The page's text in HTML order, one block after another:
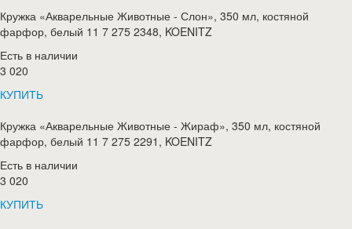
Кружка «Акварельные Животные - Слон», 350 мл, костяной
фарфор, белый 11 7 275 2348, KOENITZ
Есть в наличии
3 020
КУПИТЬ
Кружка «Акварельные Животные - Жираф», 350 мл, костяной
фарфор, белый 11 7 275 2291, KOENITZ
Есть в наличии
3 020
КУПИТЬ